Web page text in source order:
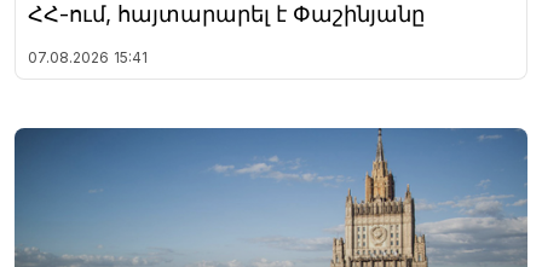
ՀՀ-ում, հայտարարել է Փաշինյանը
07.08.2026 15:41